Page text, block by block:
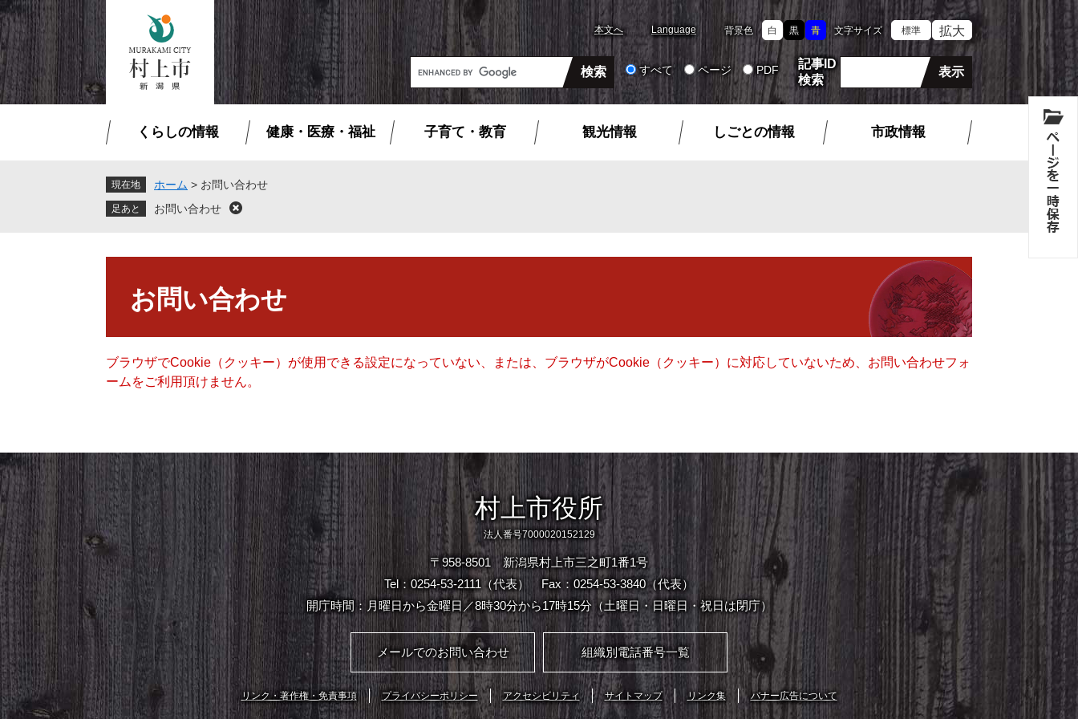
ペ
ー
ジ
の
先
頭
メ
ニ
ュ
ー
を
飛
本文へ Language 背景色 白 黒 青 文字サイズ 標準 拡大
G
o
o
検
すべて ページ PDF
記事ID
検索
くらしの情報 健康・医療・福祉 子育て・教育 観光情報 しごとの情報 市政情報
現在地 ホーム > お問い合わせ
お問い合わせ
閉
お問い合わせ
ブラウザでCookie（クッキー）が使用できる設定になっていない、または、ブラウザがCookie（クッキー）に対応していないため、お問い合わせフォ
ームをご利用頂けません。
村上市役所
法人番号7000020152129
〒958-8501 新潟県村上市三之町1番1号
Tel：0254-53-2111（代表）
Fax：0254-53-3840（代表）
開庁時間：月曜日から金曜日／8時30分から17時15分（土曜日・日曜日・祝日は閉庁）
メールでのお問い合わせ 組織別電話番号一覧
リンク・著作権・免責事項 プライバシーポリシー アクセシビリティ サイトマップ リンク集 バナー広告について